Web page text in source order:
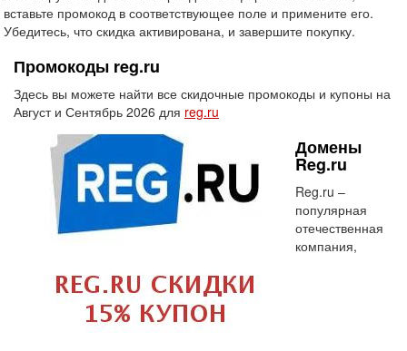
вставьте промокод в соответствующее поле и примените его.
Убедитесь, что скидка активирована, и завершите покупку.
Промокоды reg.ru
Здесь вы можете найти все скидочные промокоды и купоны на
Август и Сентябрь 2026 для reg.ru
Домены
Reg.ru
Reg.ru –
популярная
отечественная
компания,